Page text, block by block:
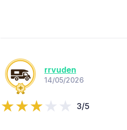
rrvuden
14/05/2026
3/5